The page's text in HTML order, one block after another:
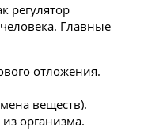
регулятор
Главные
отложения.
веществ).
организма.